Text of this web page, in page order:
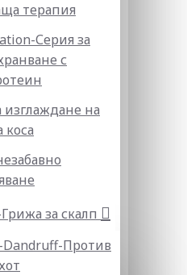
терапия
Серия за
с
изглаждане на
коса
за скалп
Против